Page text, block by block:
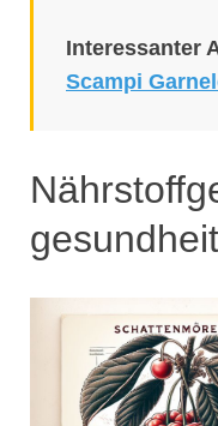
Interessanter
Scampi